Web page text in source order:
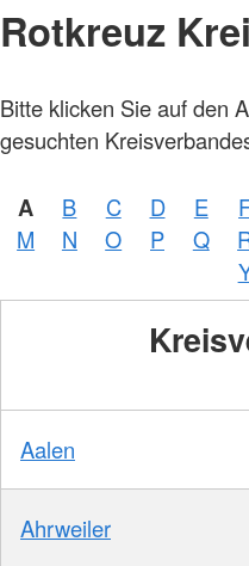
Rotkreuz
Bitte klicken Sie auf den
gesuchten
A B C D E
M
N O P Q
Aalen
Ahrweiler